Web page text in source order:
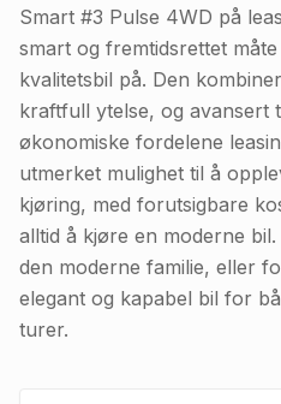
Smart #3 Pulse 4WD på
smart og fremtidsrettet
kvalitetsbil på. Den
kraftfull ytelse, og avansert
økonomiske fordelene
utmerket mulighet til å
kjøring, med forutsigbare
alltid å kjøre en moderne
den moderne familie, eller
elegant og kapabel bil for
turer.